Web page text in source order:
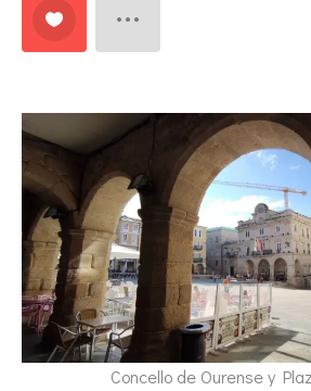
Concello de Ourense y